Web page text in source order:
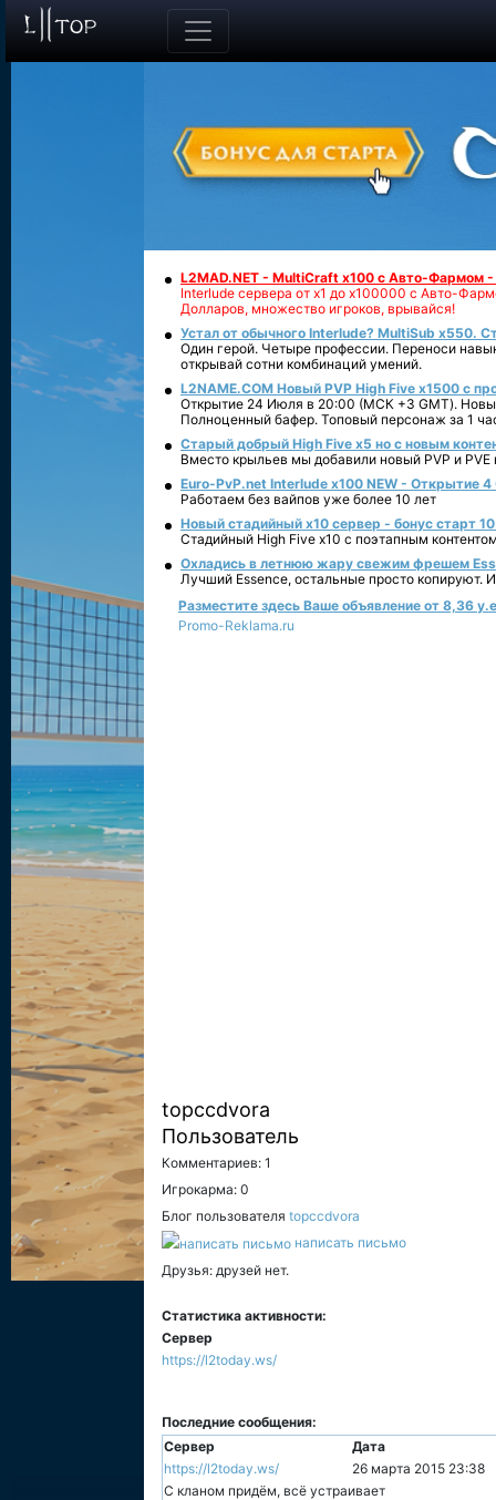
L2MAD.NET - MultiCraft x100 с Авто-Фармом
Interlude сервера от х1 до х100000 с Авто-
Долларов, множество игроков, врывайся!
Устал от обычного Interlude? MultiSub x550.
Один герой. Четыре профессии. Переноси
открывай сотни комбинаций умений.
L2NAME.COM Новый PVP High Five x1500 с
Открытие 24 Июля в 20:00 (МСК +3 GMT).
Полноценный бафер. Топовый персонаж за 1
Старый добрый High Five x5 но с новым
Вместо крыльев мы добавили новый PVP и PVE
Euro-PvP.net Interlude х100 NEW - Открытие 4
Работаем без вайпов уже более 10 лет
Новый стадийный х10 сервер - бонус старт
Стадийный High Five x10 с поэтапным
Охладись в летнюю жару свежим фрешем
Лучший Essence, остальные просто копируют.
Разместите здесь Ваше объявление от 8,36
Promo-Reklama.ru
topccdvora
Пользователь
Комментариев: 1
Игрокарма: 0
Блог пользователя topccdvora
написать письмо
Друзья: друзей нет.
Статистика активности:
Сервер
https://l2today.ws/
Последние сообщения:
Сервер
Дата
https://l2today.ws/
26 марта 2015 23:38
С кланом придём, всё устраивает